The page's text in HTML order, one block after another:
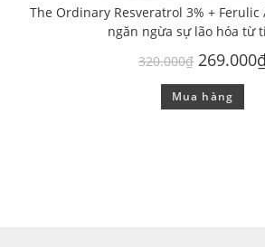
The Ordinary Resveratrol 3% + Ferulic
ngăn ngừa sự lão hóa từ
320.000₫ 269.000
Mua hàng